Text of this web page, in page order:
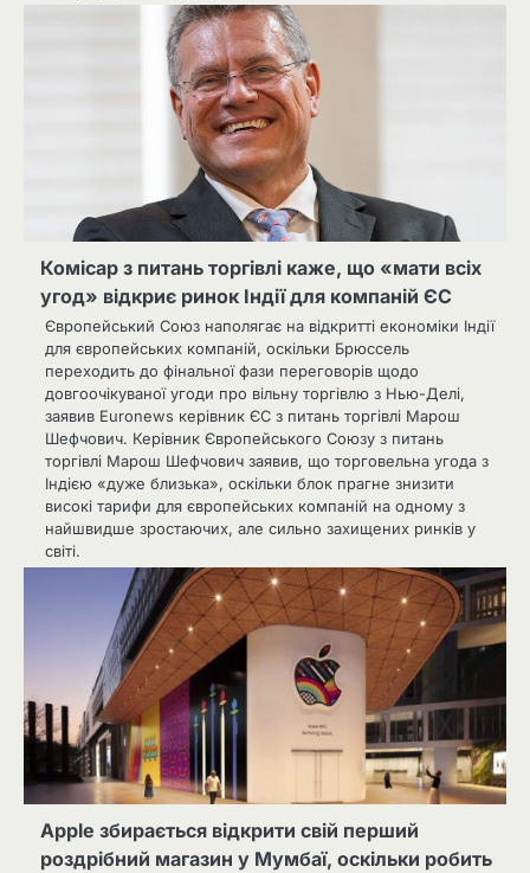
Комісар з питань торгівлі каже, що «мати всіх
угод» відкриє ринок Індії для компаній ЄС
Європейський Союз наполягає на відкритті економіки Індії
для європейських компаній, оскільки Брюссель
переходить до фінальної фази переговорів щодо
довгоочікуваної угоди про вільну торгівлю з Нью-Делі,
заявив Euronews керівник ЄС з питань торгівлі Марош
Шефчович. Керівник Європейського Союзу з питань
торгівлі Марош Шефчович заявив, що торговельна угода з
Індією «дуже близька», оскільки блок прагне знизити
високі тарифи для європейських компаній на одному з
найшвидше зростаючих, але сильно захищених ринків у
світі.
Apple збирається відкрити свій перший
роздрібний магазин у Мумбаї, оскільки робить